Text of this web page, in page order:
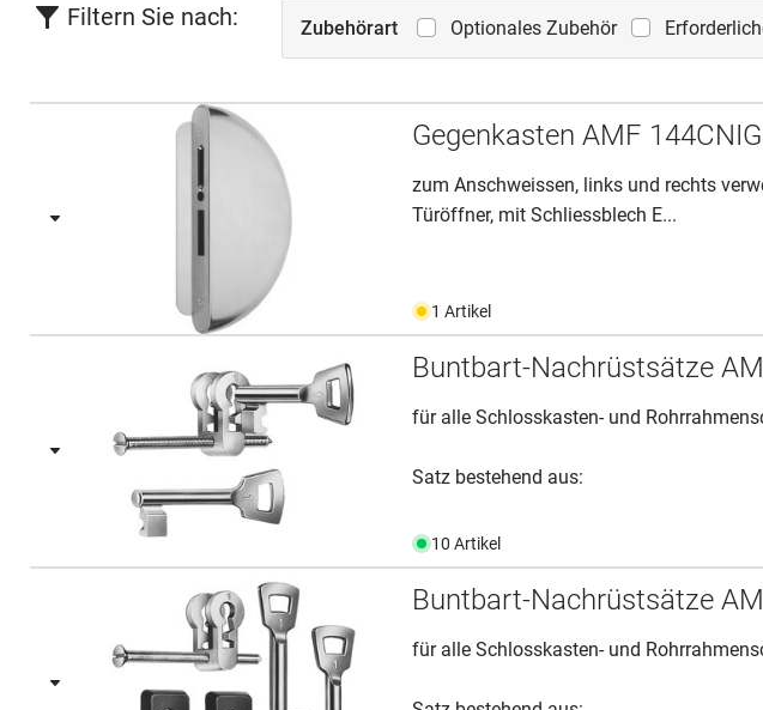
Filtern Sie nach: Zubehörart Optionales Zubehör
Gegenkasten AMF 144CNIG
zum Anschweissen, links und rechts
Türöffner, mit Schliessblech E...
1 Artikel
Buntbart-Nachrüstsätze
für alle Schlosskasten- und
Satz bestehend aus:
10 Artikel
Buntbart-Nachrüstsätze
für alle Schlosskasten- und